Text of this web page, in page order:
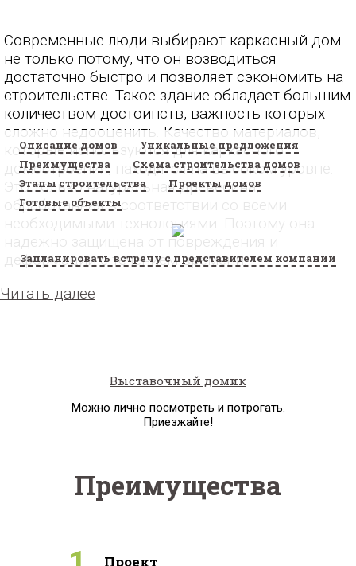
Описание домов
Уникальные предложения
Преимущества
Схема строительства домов
Этапы строительства
Проекты домов
Готовые объекты
Запланировать встречу с представителем компании
Современные люди выбирают каркасный дом
не только потому, что он возводиться
достаточно быстро и позволяет сэкономить на
строительстве. Такое здание обладает большим
количеством достоинств, важность которых
сложно недооценить. Качество материалов,
которые используются для каркасного
домостроения, находятся на высоком уровне.
Это только натуральная древесина,
обработанная в соответствии со всеми
необходимыми технологиями. Поэтому она
надежно защищена от повреждения и
деформации с течением времени.
Читать далее
Выставочный домик
Можно лично посмотреть и потрогать.
Приезжайте!
Преимущества
Проект